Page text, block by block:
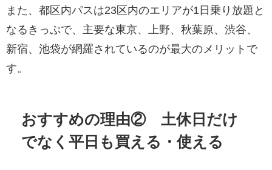
また、都区内パスは23区内のエリアが1日乗り放題と
なるきっぷで、主要な東京、上野、秋葉原、渋谷、
新宿、池袋が網羅されているのが最大のメリットで
す。
おすすめの理由② 土休日だけ
でなく平日も買える・使える